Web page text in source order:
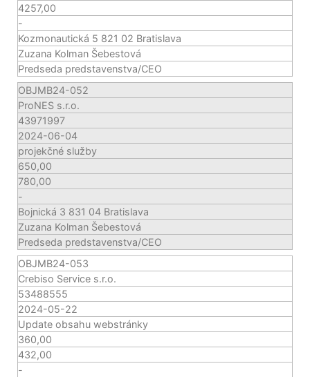
4257,00
-
Kozmonautická 5 821 02 Bratislava
Zuzana Kolman Šebestová
Predseda predstavenstva/CEO
OBJMB24-052
ProNES s.r.o.
43971997
2024-06-04
projekčné služby
650,00
780,00
-
Bojnická 3 831 04 Bratislava
Zuzana Kolman Šebestová
Predseda predstavenstva/CEO
OBJMB24-053
Crebiso Service s.r.o.
53488555
2024-05-22
Update obsahu webstránky
360,00
432,00
-